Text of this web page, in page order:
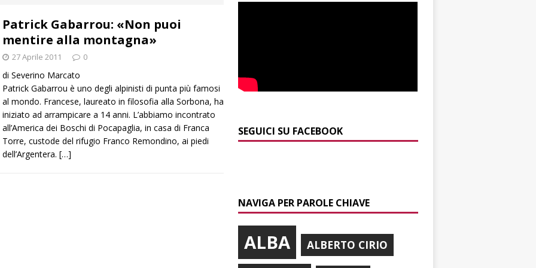
ITINERARI / In gita a Infini.To, il sorprendente museo e
di Pino torinese
ALBA
Palio di Asti, Andrea Calamassi confermato mossiere per
ALTRE NOTIZIE
Bra e Boschetto piangono Giuseppe Ambrogio, una vita tra la
Patrick Gabarrou: «Non puoi
mentire alla montagna»
27 Aprile 2011 0
di Severino Marcato
Patrick Gabarrou è uno degli alpinisti di punta più famosi
al mondo. Francese, laureato in filosofia alla Sorbona, ha
iniziato ad arrampicare a 14 anni. L’abbiamo incontrato
all’America dei Boschi di Pocapaglia, in casa di Franca
Torre, custode del rifugio Franco Remondino, ai piedi
dell’Argentera. […]
SEGUICI SU FACEBOOK
NAVIGA PER PAROLE CHIAVE
ALBA ALBERTO CIRIO